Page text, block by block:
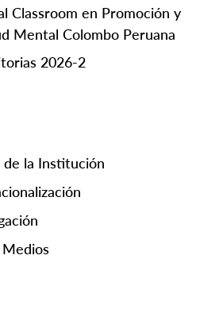
Classroom en Promoción y
Mental Colombo Peruana
2026-2
la Institución